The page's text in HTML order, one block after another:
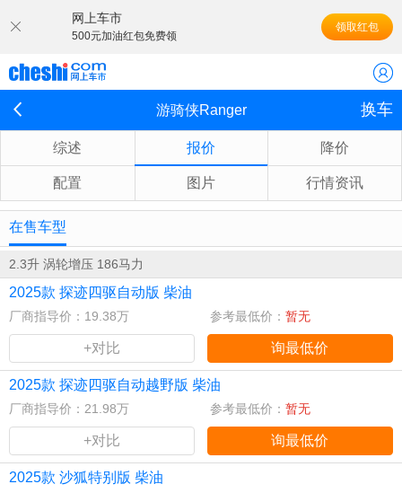
网上车市
500元加油红包免费领
领取红包
游骑侠Ranger 换车
综述 报价 降价
配置 图片 行情资讯
在售车型
2.3升 涡轮增压 186马力
2025款 探迹四驱自动版 柴油
厂商指导价：19.38万 参考最低价： 暂无
+对比 询最低价
2025款 探迹四驱自动越野版 柴油
厂商指导价：21.98万 参考最低价： 暂无
+对比 询最低价
2025款 沙狐特别版 柴油